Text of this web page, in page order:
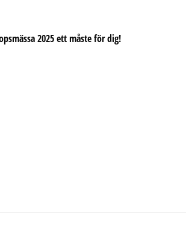
2025ett måste för dig!